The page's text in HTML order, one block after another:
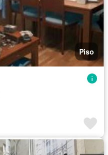
Piso